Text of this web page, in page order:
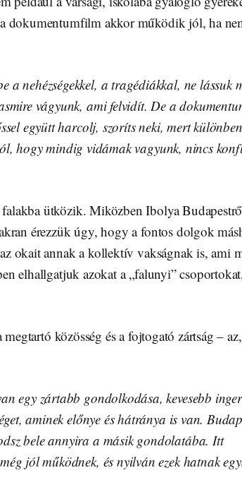
dokumentumfilm akkor működik jól, ha
a nehézségekkel, a tragédiákkal, ne lássuk
vágyunk, ami felvidít. De a
együtt harcolj, szoríts neki, mert
hogy mindig vidámak vagyunk, nincs
falakba ütközik. Miközben Ibolya
érezzük úgy, hogy a fontos dolgok
okait annak a kollektív vakságnak is, ami
elhallgatjuk azokat a „falunyi”
közösség és a fojtogató zártság –
egy zártabb gondolkodása, kevesebb
aminek előnye és hátránya is van.
bele annyira a másik gondolatába. Itt
jól működnek, és nyilván ezek hatnak